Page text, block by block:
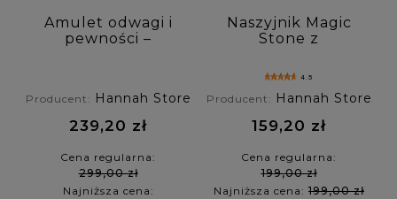
Amulet odwagi i
pewności –
malachitem
Producent: Hannah Store
239,20 zł
Cena regularna:
299,00 zł
Najniższa cena:
Naszyjnik Magic
Stone z
4.5
Producent: Hannah Store
159,20 zł
Cena regularna:
199,00 zł
Najniższa cena: 199,00 zł